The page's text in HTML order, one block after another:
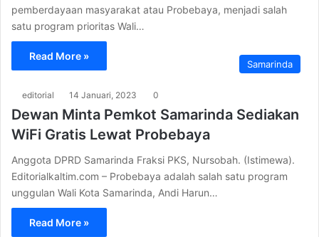
pemberdayaan masyarakat atau Probebaya, menjadi salah
satu program prioritas Wali…
Read More »
Samarinda
editorial 14 Januari, 2023 0
Dewan Minta Pemkot Samarinda Sediakan
WiFi Gratis Lewat Probebaya
Anggota DPRD Samarinda Fraksi PKS, Nursobah. (Istimewa).
Editorialkaltim.com – Probebaya adalah salah satu program
unggulan Wali Kota Samarinda, Andi Harun…
Read More »